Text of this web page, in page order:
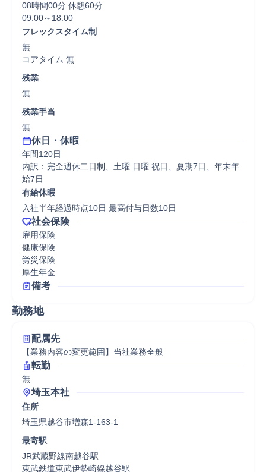
08時間00分 休憩60分
フレックスタイム制
無
コアタイム 無
残業
無
残業手当
無
休日・休暇
年間120日
内訳：完全週休二日制、土曜 日曜 祝日、夏期7日、年末年
始7日
有給休暇
入社半年経過時点10日 最高付与日数10日
社会保険
雇用保険
健康保険
労災保険
厚生年金
備考
勤務地
配属先
【業務内容の変更範囲】当社業務全般
転勤
無
埼玉本社
住所
埼玉県越谷市増森1-163-1
最寄駅
JR武蔵野線南越谷駅
東武鉄道東武伊勢崎線越谷駅